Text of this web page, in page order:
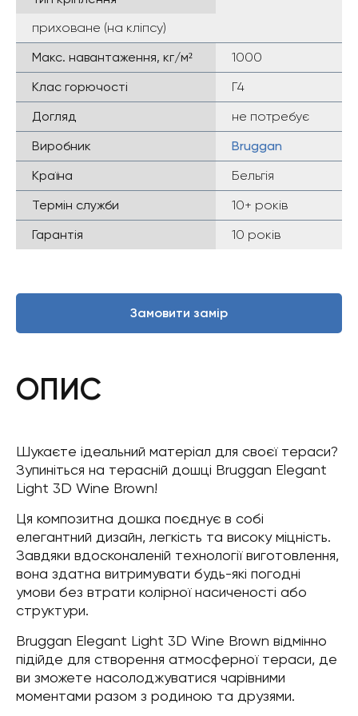
приховане (на кліпсу)
Макс. навантаження, кг/м²
1000
Клас горючості
Г4
Догляд
не потребує
Виробник
Bruggan
Країна
Бельгія
Термін служби
10+ років
Гарантія
10 років
Замовити замір
ОПИС
Шукаєте ідеальний матеріал для своєї тераси?
Зупиніться на терасній дошці Bruggan Elegant
Light 3D Wine Brown!
Ця композитна дошка поєднує в собі
елегантний дизайн, легкість та високу міцність.
Завдяки вдосконаленій технології виготовлення,
вона здатна витримувати будь-які погодні
умови без втрати колірної насиченості або
структури.
Bruggan Elegant Light 3D Wine Brown відмінно
підійде для створення атмосферної тераси, де
ви зможете насолоджуватися чарівними
моментами разом з родиною та друзями.